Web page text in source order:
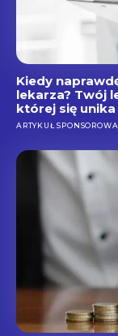
Kiedy
lekarza? Twój
której się unika
ARTYKUŁ